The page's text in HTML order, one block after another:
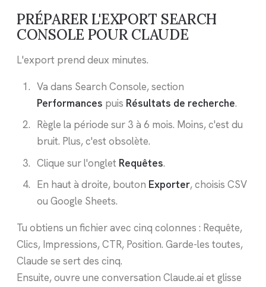
PRÉPARER L'EXPORT SEARCH
CONSOLE POUR CLAUDE
L'export prend deux minutes.
Va dans Search Console, section
Performances puis Résultats de recherche.
Règle la période sur 3 à 6 mois. Moins, c'est du
bruit. Plus, c'est obsolète.
Clique sur l'onglet Requêtes.
En haut à droite, bouton Exporter, choisis CSV
ou Google Sheets.
Tu obtiens un fichier avec cinq colonnes : Requête,
Clics, Impressions, CTR, Position. Garde-les toutes,
Claude se sert des cinq.
Ensuite, ouvre une conversation Claude.ai et glisse